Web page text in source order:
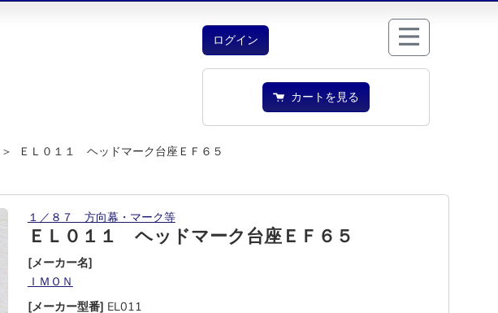
ログイン
カートを見る
＞ ＥＬ０１１ ヘッドマーク台座ＥＦ６５
１／８７ 方向幕・マーク等
ＥＬ０１１ ヘッドマーク台座ＥＦ６５
[メーカー名]
ＩＭＯＮ
[メーカー型番] EL011